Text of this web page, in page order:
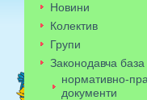
Новини
Колектив
Групи
Законодавча база
нормативно-
документи